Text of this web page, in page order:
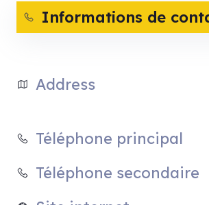
Informations de
Address
Téléphone principal
Téléphone secondaire